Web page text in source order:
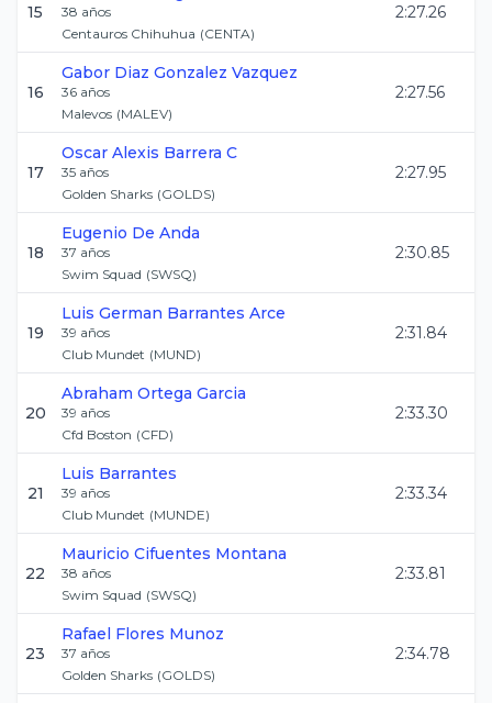
15 38 años
Centauros Chihuhua (CENTA)
2:27.26
16
Gabor Diaz Gonzalez Vazquez
36 años
Malevos (MALEV)
2:27.56
17
Oscar Alexis Barrera C
35 años
Golden Sharks (GOLDS)
2:27.95
18
Eugenio De Anda
37 años
Swim Squad (SWSQ)
2:30.85
19
Luis German Barrantes Arce
39 años
Club Mundet (MUND)
2:31.84
20
Abraham Ortega Garcia
39 años
Cfd Boston (CFD)
2:33.30
21
Luis Barrantes
39 años
Club Mundet (MUNDE)
2:33.34
22
Mauricio Cifuentes Montana
38 años
Swim Squad (SWSQ)
2:33.81
23
Rafael Flores Munoz
37 años
Golden Sharks (GOLDS)
2:34.78